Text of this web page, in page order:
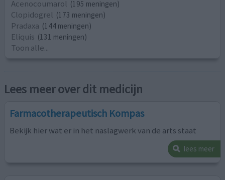
Acenocoumarol (195 meningen)
Clopidogrel (173 meningen)
Pradaxa (144 meningen)
Eliquis (131 meningen)
Toon alle...
Lees meer over dit medicijn
Farmacotherapeutisch Kompas
Bekijk hier wat er in het naslagwerk van de arts staat
lees meer